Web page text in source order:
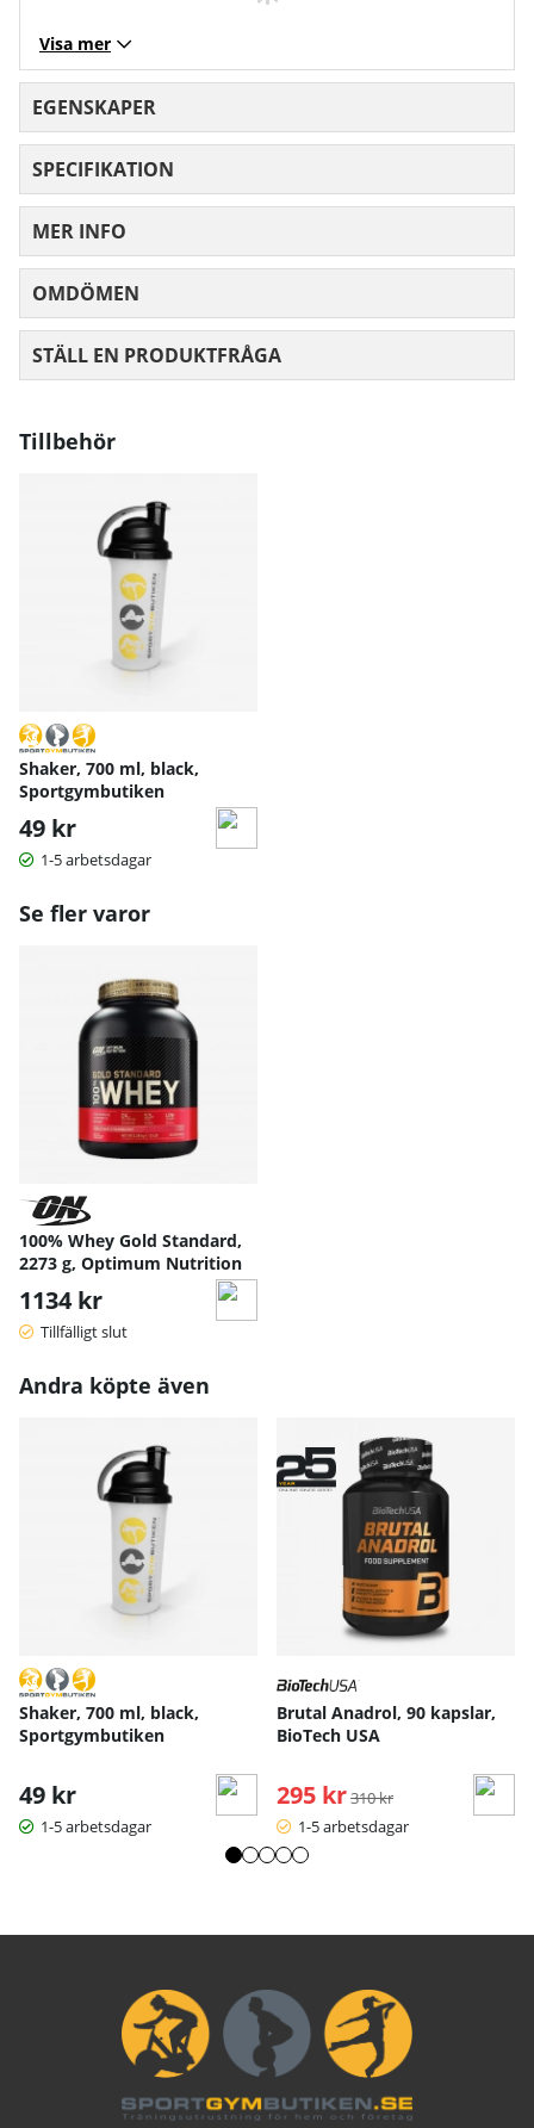
Visa mer
EGENSKAPER
SPECIFIKATION
MER INFO
OMDÖMEN
STÄLL EN PRODUKTFRÅGA
Tillbehör
Shaker, 700 ml, black,
Sportgymbutiken
49 kr
1-5 arbetsdagar
Se fler varor
100% Whey Gold Standard,
2273 g, Optimum Nutrition
1134 kr
Tillfälligt slut
Andra köpte även
Shaker, 700 ml, black,
Sportgymbutiken
49 kr
1-5 arbetsdagar
Brutal Anadrol, 90 kapslar,
BioTech USA
295 kr Ordinarie pris:
310 kr
1-5 arbetsdagar